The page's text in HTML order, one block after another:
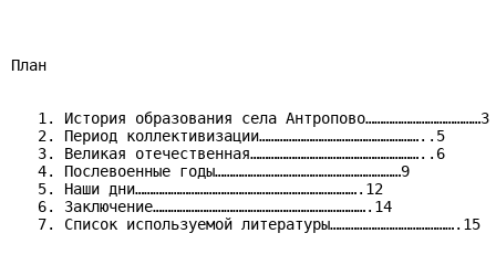
План
   1. История образования села Антропово…………………………………3
   2. Период коллективизации………………………………………………..5
   3. Великая отечественная…………………………………………………..6
   4. Послевоенные годы………………………………………………………9
   5. Наши дни………………………………………………………………….12
   6. Заключение……………………………………………………………….14
   7. Список используемой литературы…………………………………….15